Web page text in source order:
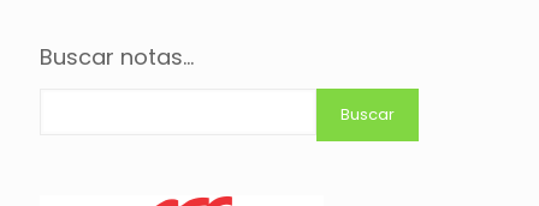
Buscar notas...
Buscar